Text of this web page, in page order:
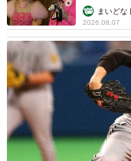
まいどな
2026.08.07